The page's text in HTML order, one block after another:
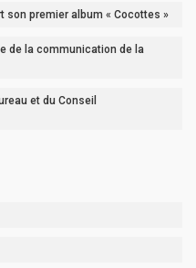
son premier album « Cocottes »
de la communication de la
et du Conseil